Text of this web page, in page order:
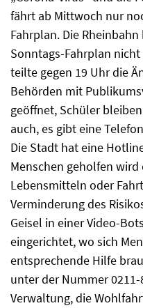
fährt ab Mittwoch nur
Fahrplan. Die
Sonntags-Fahrplan
teilte gegen 19 Uhr die
Behörden mit
geöffnet, Schüler
auch, es gibt eine
Die Stadt hat eine
Menschen geholfen
Lebensmitteln oder
Verminderung des
Geisel in einer Video-
eingerichtet, wo sich
entsprechende Hilfe
unter der Nummer
Verwaltung, die